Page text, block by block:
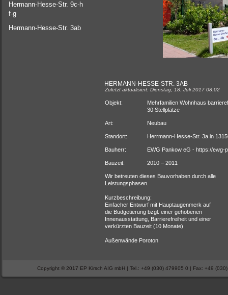
Hermann-Hesse-Str. 9c-h
f-g
Hermann-Hesse-Str. 3ab
HERMANN-HESSE-STR. 3AB
Zuletzt aktualisiert: Dienstag, 18. Juli 2017 08:02
Objekt:
Mehrfamilien Wohnhaus
30 Stellplätze
Art: Neubau
Standort: Herrmann-Hesse-Str. 3a in
Bauherr: EWG Pankow eG - https://ewg-
Bauzeit: 2010 – 2011
Wir betreuten dieses Bauvorhaben durch alle
Leistungsphasen.
Kurzbeschreibung:
Einfacher Entwurf mit Hauptaugenmerk auf
die Budgetierung bzgl. einer gehobenen
Innenausstattung, Barrierefreiheit und einer
verkürzten Bauzeit (10 Monate)
Außenwände Poroton
Copyright © 2017 EP Kirsch AIG mbH | Tel.: +49 (030) 479905 0 | Fax: +49